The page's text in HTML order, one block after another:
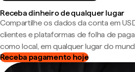
Receba dinheiro de qualquer lugar
Compartilhe os dados da conta em
clientes e plataformas de folha de
como local, em qualquer lugar do
Receba pagamento hoje